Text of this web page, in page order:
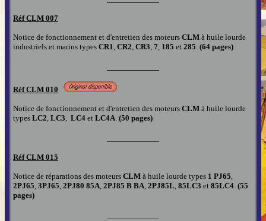
Réf CLM 007
Notice de fonctionnement et d'entretien des moteurs CLM à huile lourde
industriels et marins types CR1, CR2, CR3, 7, 185 et 285. (64 pages)
Réf CLM 010
Notice de fonctionnement et d'entretien des moteurs CLM à huile lourde
types LC2, LC3, LC4 et LC4A. (50 pages)
Réf CLM 015
Notice de réparations des moteurs CLM à huile lourde types 1 PJ65,
2PJ65, 3PJ65, 2PJ80 85A, 2PJ85 B BA, 2PJ85L, 85LC3 et 85LC4. (55
pages)